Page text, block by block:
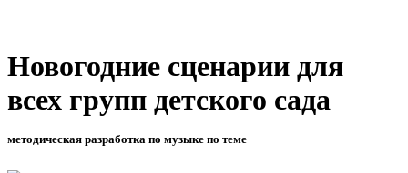
Новогодние сценарии для
всех групп детского сада
методическая разработка по музыке по теме